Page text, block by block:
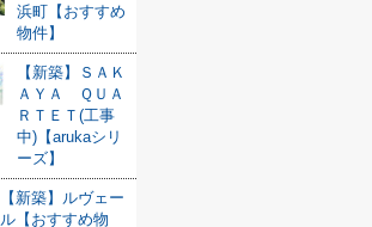
浜町【おすすめ
物件】
【新築】ＳＡＫ
ＡＹＡ ＱＵＡ
ＲＴＥＴ(工事
中)【arukaシリ
ーズ】
【新築】ルヴェー
ル【おすすめ物